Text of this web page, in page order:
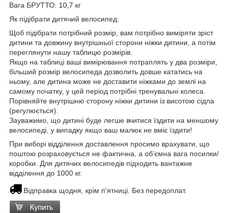
Вага БРУТТО: 10,7 кг
Як підібрати дитячий велосипед:
Щоб підібрати потрібний розмір, вам потрібно виміряти зріст
дитини та довжину внутрішньої сторони ніжки дитини, а потім
переглянути нашу таблицю розмірів.
Якщо на таблиці ваші вимірювання потраплять у два розміри,
більший розмір велосипеда дозволить довше кататись на
ньому, але дитина може не доставити ніжками до землі на
самому початку, у цей період потрібні тренувальні колеса.
Порівняйте внутрішню сторону ніжки дитини із висотою сідла
(регулюється).
Зауважимо, що дитині буде легше вчитися їздити на меншому
велосипеді, у випадку якщо ваш малюк не вміє їздити!
При виборі відділення доставлення просимо врахувати, що
поштою розраховується не фактична, а об’ємна вага посилки/
коробки. Для дитячих велосипедів підходить вантажне
відділення до 1000 кг.
Відправка щодня, крім п'ятниці. Без передоплат.